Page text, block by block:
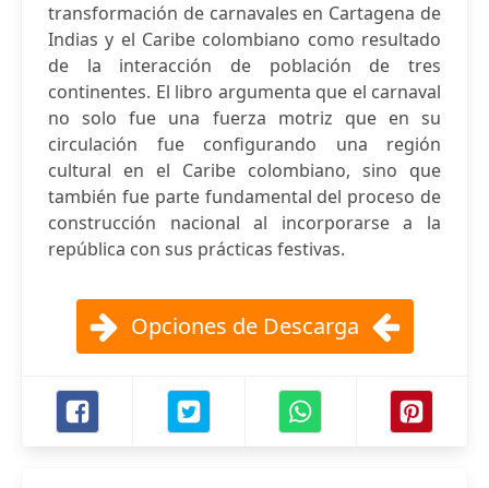
transformación de carnavales en Cartagena de
Indias y el Caribe colombiano como resultado
de la interacción de población de tres
continentes. El libro argumenta que el carnaval
no solo fue una fuerza motriz que en su
circulación fue configurando una región
cultural en el Caribe colombiano, sino que
también fue parte fundamental del proceso de
construcción nacional al incorporarse a la
república con sus prácticas festivas.
Opciones de Descarga